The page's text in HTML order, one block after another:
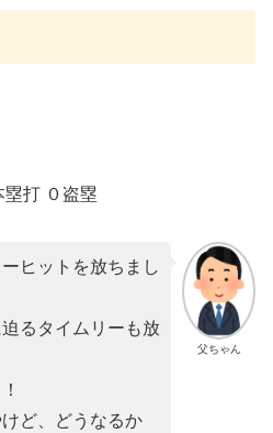
塁打 ０盗塁
父ちゃん
ヒットを放ちまし
るタイムリーも放
ど、どうなるか